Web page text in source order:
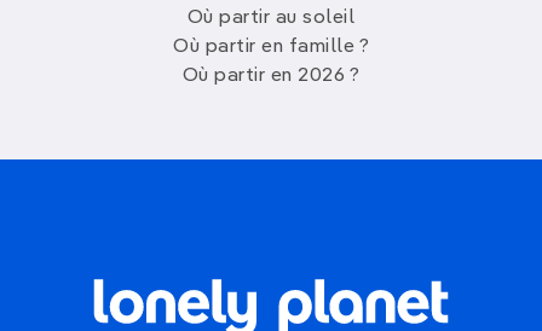
Où partir au soleil
Où partir en famille ?
Où partir en 2026 ?